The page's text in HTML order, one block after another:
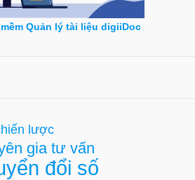
Quản lý tài liệu digiiDoc
lược
gia tư vấn
đổi số